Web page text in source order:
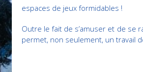
espaces de jeux formidables !
Outre le fait de s’amuser et de se
permet, non seulement, un travail